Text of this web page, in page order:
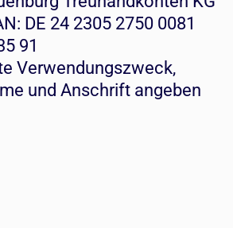
DE 24 2305 2750 0081
91
Verwendungszweck,
und Anschrift angeben